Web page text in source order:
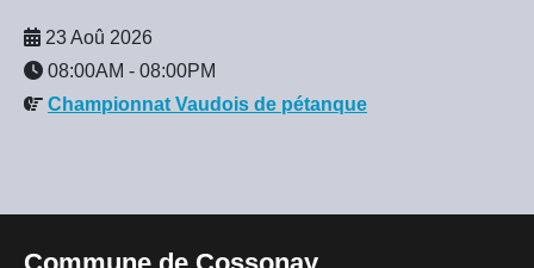
23 Aoû 2026
08:00AM - 08:00PM
Championnat Vaudois de pétanque